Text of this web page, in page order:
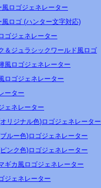
ロゴジェネレーター
ロゴ (ハンター文字対応)
ゴジェネレーター
＆ジュラシックワールド風ロゴ
風ロゴジェネレーター
ロゴジェネレーター
ーター
ェネレーター
リジナル色)ロゴジェネレーター
ルー色)ロゴジェネレーター
ンク色)ロゴジェネレーター
ギカ風ロゴジェネレーター
ジェネレーター